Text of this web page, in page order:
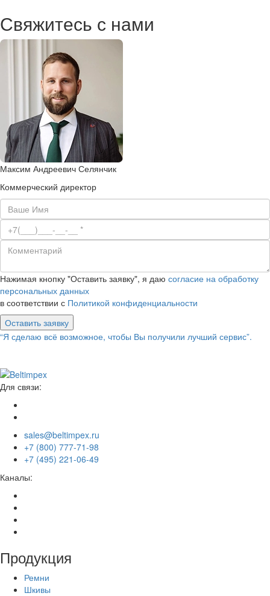
Свяжитесь с нами
Максим Андреевич Селянчик
Коммерческий директор
Нажимая кнопку "Оставить заявку", я даю согласие на обработку
персональных данных
в соответствии с Политикой конфиденциальности
Оставить заявку
“Я сделаю всё возможное, чтобы Вы получили лучший сервис”.
Для связи:
sales@beltimpex.ru
+7 (800) 777-71-98
+7 (495) 221-06-49
Каналы:
Продукция
Ремни
Шкивы